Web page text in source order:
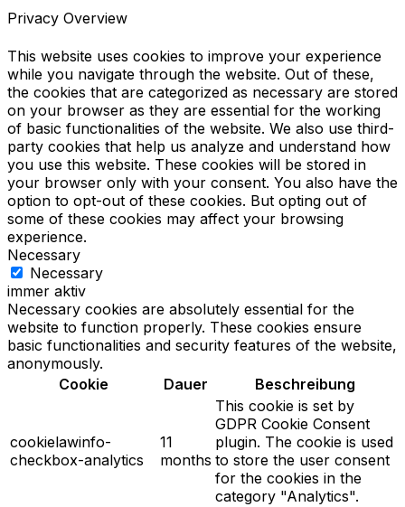
Privacy Overview
This website uses cookies to improve your experience
while you navigate through the website. Out of these,
the cookies that are categorized as necessary are stored
on your browser as they are essential for the working
of basic functionalities of the website. We also use third-
party cookies that help us analyze and understand how
you use this website. These cookies will be stored in
your browser only with your consent. You also have the
option to opt-out of these cookies. But opting out of
some of these cookies may affect your browsing
experience.
Necessary
Necessary
immer aktiv
Necessary cookies are absolutely essential for the
website to function properly. These cookies ensure
basic functionalities and security features of the website,
anonymously.
Cookie
Dauer Beschreibung
cookielawinfo-
checkbox-analytics
11
months
This cookie is set by
GDPR Cookie Consent
plugin. The cookie is used
to store the user consent
for the cookies in the
category "Analytics".